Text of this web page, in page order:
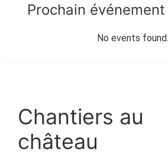
Prochain
No events found.
Chantiers au
château